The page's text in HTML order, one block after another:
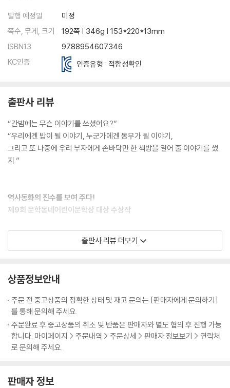
발행 예정일
미정
쪽수, 무게, 크기
192쪽 | 346g | 153*220*13mm
ISBN13
9788954607346
KC인증
인증유형 : 적합성확인
출판사 리뷰
“간밤에는 무슨 이야기를 쓰셨어요?”
“우리에겐 밥이 될 이야기, 누군가에겐 동무가 될 이야기,
그리고 또 나중에 우리 부자에게 손바닥만 한 책방을 열어 줄 이야기를 썼
지.”
역사동화의 진수를 보여 주다!
제9회 문학동네어린이문학상 대상 수상작
『책과 노니는 집』은 “역사물의 교훈주의를 깨끗하게 뛰어넘어 본격적인
역사동화의 장을 열고 있다.”는 평을 받으며 문학동네어린이문학상 대상
일반 백성들의 생활사 및 문제의식 등을 내밀하면서도 섬세하게 그려내고
있다.
보통 역사동화들은 어린이 독자를 위한 문학성 향상보다는 업적이 돋보이
는 주인공을 내세워 학습적 효과와 연결 지으려는 경우가 많다. 하지만 『책
과 노니는 집』은 안일한 구성과 상투적인 이야기 전개를 벗어 던진 독창적
인 역사동화이다. 무엇보다 주인공 ‘문장’의 어린 시절을 통해 어린아이의
안목과 작가적 내공이 만만치 않음을 의미한다.
출판사 리뷰 더보기
상품정보안내
주문 전 중고상품의 정확한 상태 및 재고 문의는 [판매자에게 문의하기]
를 통해 문의해 주세요.
주문완료 후 중고상품의 취소 및 반품은 판매자와 별도 협의 후 진행 가능
합니다. 마이페이지 > 주문내역 > 주문상세 > 판매자 정보보기 > 연락처
로 문의해 주세요.
판매자 정보